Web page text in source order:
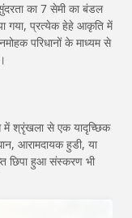
का 7 सेमी का बंडल
गया, प्रत्येक हेहे आकृति में
परिधानों के माध्यम से
में श्रृंखला से एक यादृच्छिक
आरामदायक हुडी, या
छिपा हुआ संस्करण भी